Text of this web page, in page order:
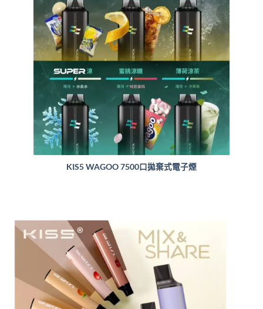
KIS5 WAGOO 7500口拋棄式電子煙